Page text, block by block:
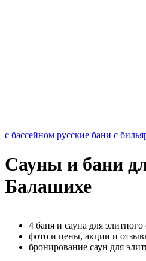
с бассейном русские бани с
Сауны и бани
Балашихе
4 баня и сауна для
фото и цены, акции и
бронирование саун для